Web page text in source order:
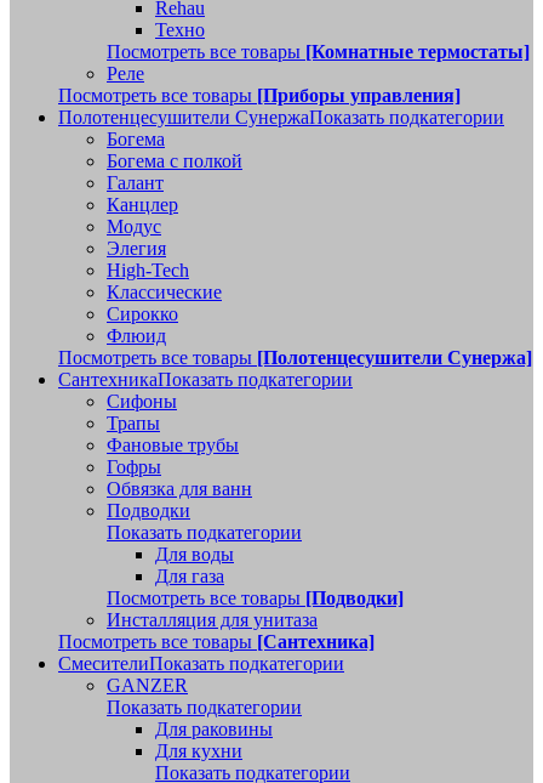
Rehau
Техно
Посмотреть все товары [Комнатные термостаты]
Реле
Посмотреть все товары [Приборы управления]
Полотенцесушители СунержаПоказать подкатегории
Богема
Богема с полкой
Галант
Канцлер
Модус
Элегия
High-Tech
Классические
Сирокко
Флюид
Посмотреть все товары [Полотенцесушители Сунержа]
СантехникаПоказать подкатегории
Сифоны
Трапы
Фановые трубы
Гофры
Обвязка для ванн
Подводки
Показать подкатегории
Для воды
Для газа
Посмотреть все товары [Подводки]
Инсталляция для унитаза
Посмотреть все товары [Сантехника]
СмесителиПоказать подкатегории
GANZER
Показать подкатегории
Для раковины
Для кухни
Показать подкатегории